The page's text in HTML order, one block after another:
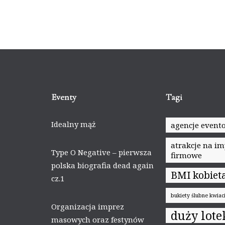
Eventy
Idealny mąż
Type O Negative – pierwsza
polska biografia dead again
cz.1
Organizacja imprez
masowych oraz festynów
Tagi
agencje
atrakcje na
firmowe
BMI
bukiety ślubne
duży